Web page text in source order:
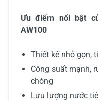
Ưu điểm nổi bật
AW100
Thiết kế nhỏ gọn,
Công suất mạnh,
chóng
Lưu lượng nước